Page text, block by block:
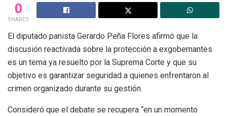
0
SHARES
El diputado panista Gerardo Peña Flores afirmó que la
discusión reactivada sobre la protección a exgobernantes
es un tema ya resuelto por la Suprema Corte y que su
objetivo es garantizar seguridad a quienes enfrentaron al
crimen organizado durante su gestión.
Consideró que el debate se recupera “en un momento